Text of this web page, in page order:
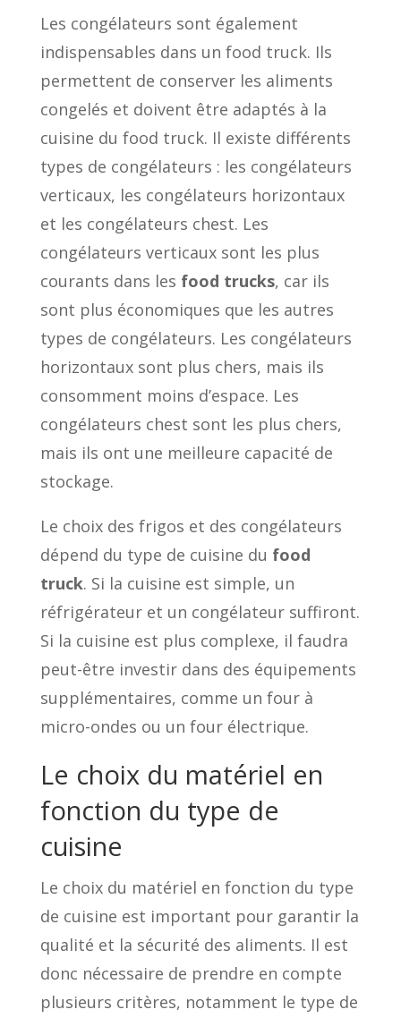
Les congélateurs sont également
indispensables dans un food truck. Ils
permettent de conserver les aliments
congelés et doivent être adaptés à la
cuisine du food truck. Il existe différents
types de congélateurs : les congélateurs
verticaux, les congélateurs horizontaux
et les congélateurs chest. Les
congélateurs verticaux sont les plus
courants dans les food trucks, car ils
sont plus économiques que les autres
types de congélateurs. Les congélateurs
horizontaux sont plus chers, mais ils
consomment moins d’espace. Les
congélateurs chest sont les plus chers,
mais ils ont une meilleure capacité de
stockage.
Le choix des frigos et des congélateurs
dépend du type de cuisine du food
truck. Si la cuisine est simple, un
réfrigérateur et un congélateur suffiront.
Si la cuisine est plus complexe, il faudra
peut-être investir dans des équipements
supplémentaires, comme un four à
micro-ondes ou un four électrique.
Le choix du matériel en
fonction du type de
cuisine
Le choix du matériel en fonction du type
de cuisine est important pour garantir la
qualité et la sécurité des aliments. Il est
donc nécessaire de prendre en compte
plusieurs critères, notamment le type de